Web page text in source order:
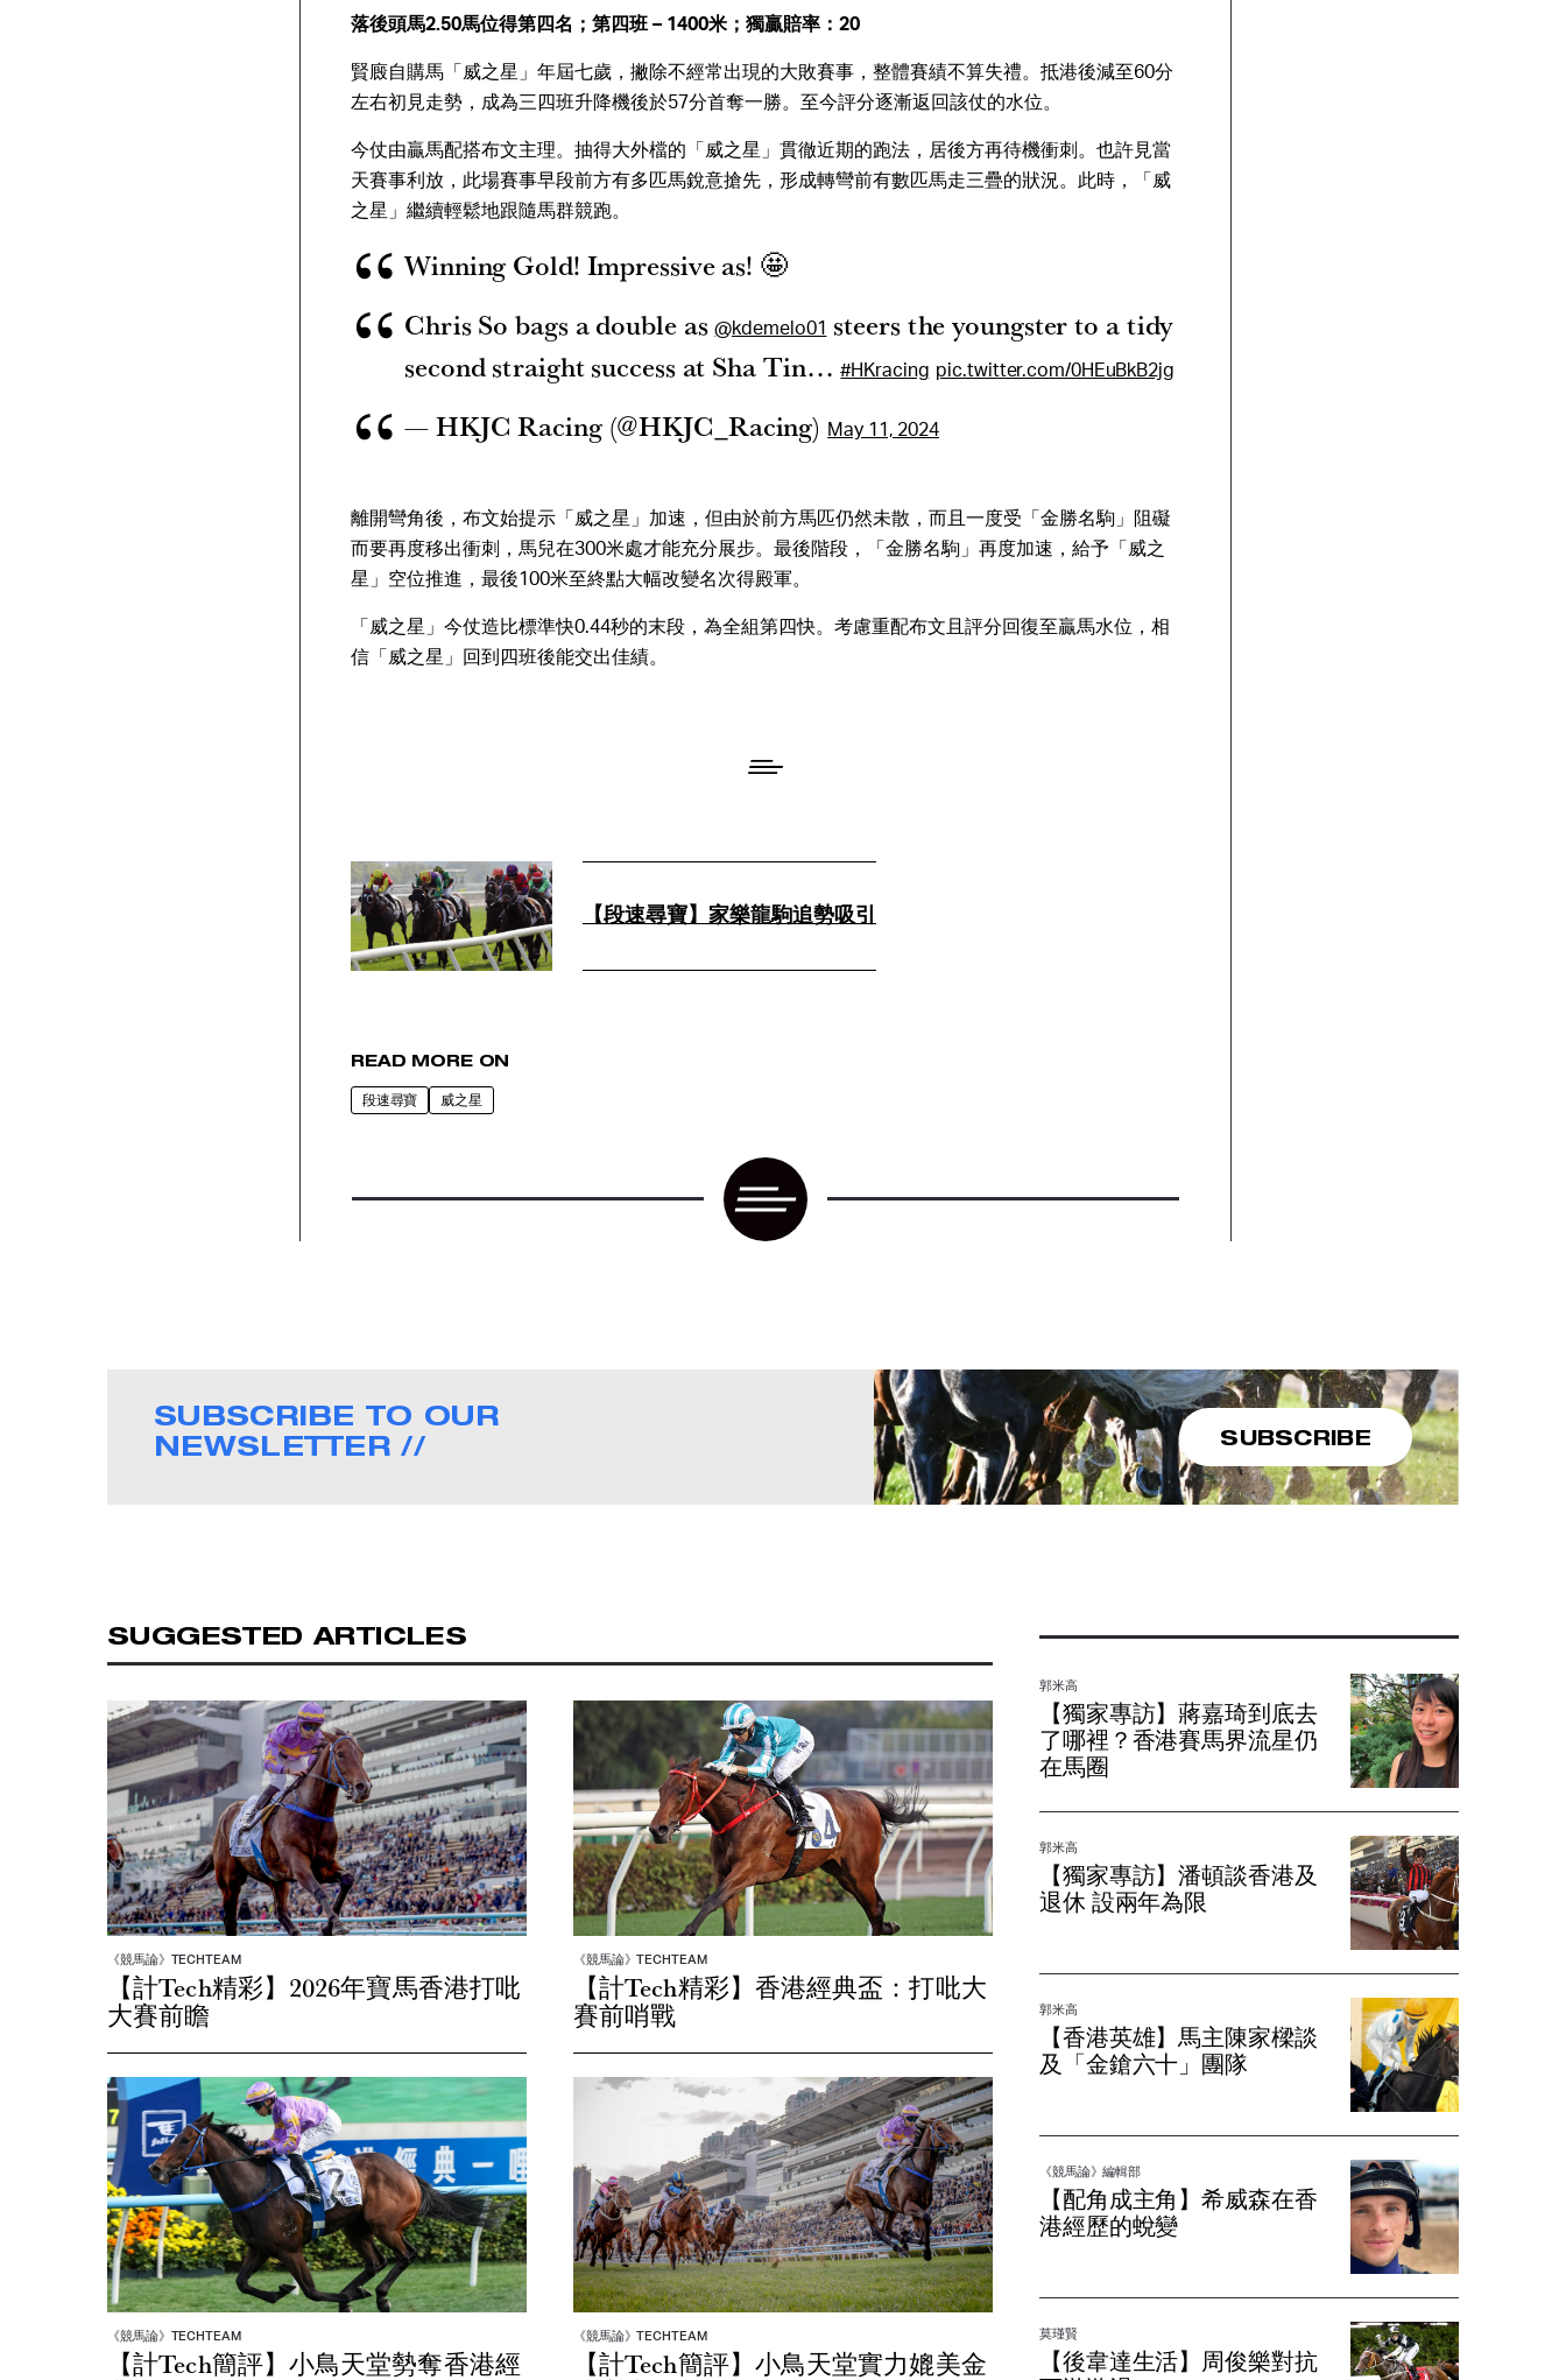
落後頭馬2.50馬位得第四名；第四班 – 1400米；獨贏賠率：20
賢廄自購馬「威之星」年屆七歲，撇除不經常出現的大敗賽事，整體賽績不算失禮。抵港後減至60分
左右初見走勢，成為三四班升降機後於57分首奪一勝。至今評分逐漸返回該仗的水位。
今仗由贏馬配搭布文主理。抽得大外檔的「威之星」貫徹近期的跑法，居後方再待機衝刺。也許見當
天賽事利放，此場賽事早段前方有多匹馬銳意搶先，形成轉彎前有數匹馬走三疊的狀況。此時，「威
之星」繼續輕鬆地跟隨馬群競跑。
Winning Gold! Impressive as! 🤩
Chris So bags a double as@kdemelo01
steers the youngster to a tidy
second straight success at Sha Tin…#HKracing pic.twitter.com/0HEuBkB2jg
— HKJC Racing (@HKJC_Racing) May 11, 2024
離開彎角後，布文始提示「威之星」加速，但由於前方馬匹仍然未散，而且一度受「金勝名駒」阻礙
而要再度移出衝刺，馬兒在300米處才能充分展步。最後階段，「金勝名駒」再度加速，給予「威之
星」空位推進，最後100米至終點大幅改變名次得殿軍。
「威之星」今仗造比標準快0.44秒的末段，為全組第四快。考慮重配布文且評分回復至贏馬水位，相
信「威之星」回到四班後能交出佳績。
【段速尋寶】家樂龍駒追勢吸引
READ MORE ON
段速尋寶 威之星
SUBSCRIBE TO OUR
NEWSLETTER //
SUBSCRIBE
SUGGESTED ARTICLES
《競馬論》TECHTEAM
【計Tech精彩】2026年寶馬香港打吡
大賽前瞻
《競馬論》TECHTEAM
【計Tech精彩】香港經典盃：打吡大
賽前哨戰
《競馬論》TECHTEAM
【計Tech簡評】小鳥天堂勢奪香港經
《競馬論》TECHTEAM
【計Tech簡評】小鳥天堂實力媲美金
郭米高
【獨家專訪】蔣嘉琦到底去
了哪裡？香港賽馬界流星仍
在馬圈
郭米高
【獨家專訪】潘頓談香港及
退休 設兩年為限
郭米高
【香港英雄】馬主陳家樑談
及「金鎗六十」團隊
《競馬論》編輯部
【配角成主角】希威森在香
港經歷的蛻變
莫瑾賢
【後韋達生活】周俊樂對抗